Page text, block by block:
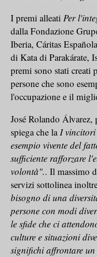
I premi alleatiPer
dalla Fondazione
Iberia, Cáritas
di Kata di Parakárate,
premi sono stati creati
persone che sono
l'occupazione e il
José Rolando
spiega che laI vincitori
esempio vivente del
sufficiente rafforzare
volontà".. Il massimo
servizi sottolinea
bisogno di una
persone con modi
le sfide che ci
culture e situazioni
significhi affrontare